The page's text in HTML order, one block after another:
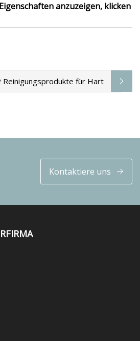
anzuzeigen, klicken
Reinigungsprodukte für Hart
Kontaktiere uns